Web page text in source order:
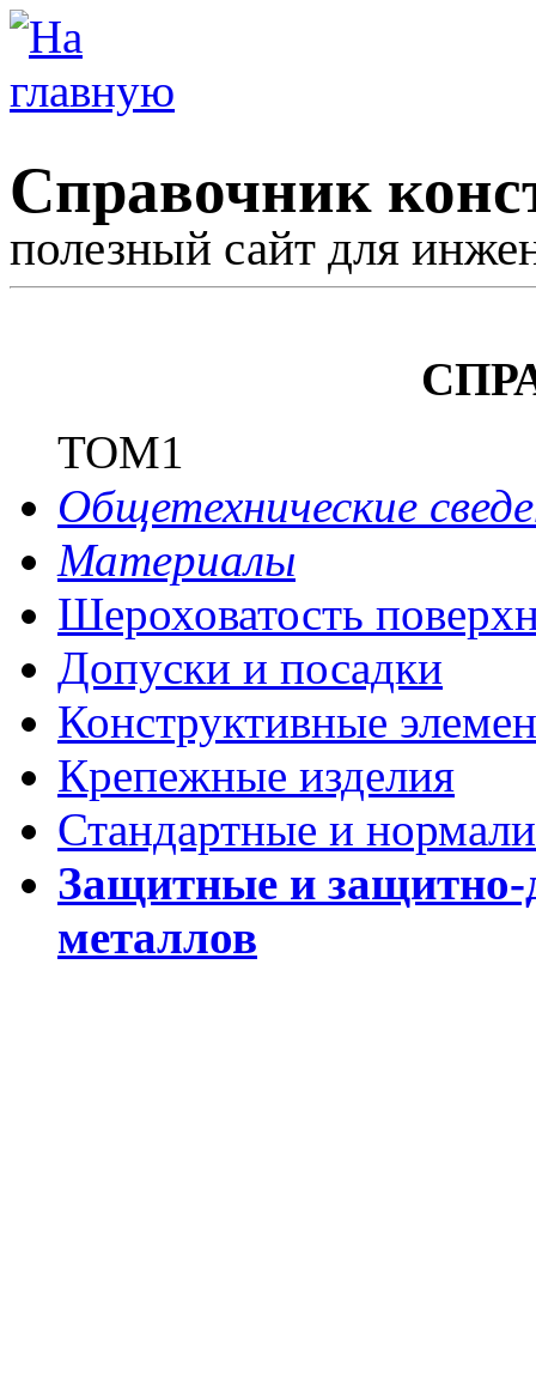
Справочник
полезный сайт для
ТОМ1
Общетехнические
Материалы
Шероховатость
Допуски и посадки
Конструктивные
Крепежные изделия
Стандартные и
Защитные и защитно-
металлов